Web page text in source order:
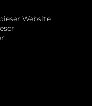
Website